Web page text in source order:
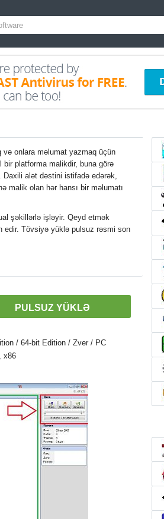
onlara məlumat yazmaq üçün
platforma malikdir, buna görə
Daxili alət dəstini istifadə edərək,
malik olan hər hansı bir məlumatı
şəkillərlə işləyir. Qeyd etmək
edir. Tövsiyə yüklə pulsuz rəsmi son
PULSUZ YÜKLƏ
/ 64-bit Edition / Zver / PC
x86